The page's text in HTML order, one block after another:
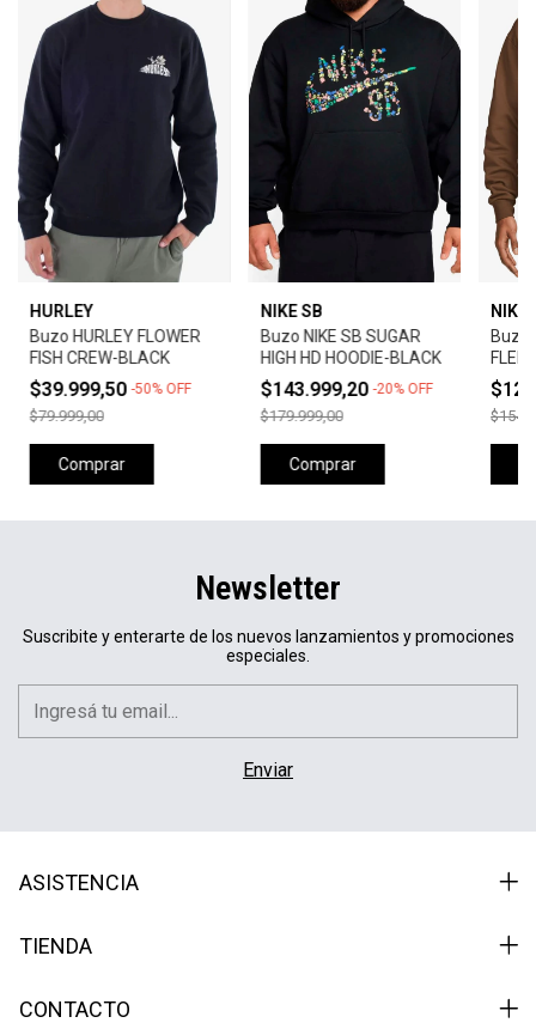
HURLEY
Buzo HURLEY FLOWER
FISH CREW-BLACK
$39.999,50-50% OFF
$79.999,00
Comprar
NIKE SB
Buzo NIKE SB SUGAR
HIGH HD HOODIE-BLACK
$143.999,20-20% OFF
$179.999,00
Comprar
NIKE
Buzo
Newsletter
Suscribite y enterarte de los nuevos lanzamientos y promociones
especiales.
ASISTENCIA
TIENDA
CONTACTO